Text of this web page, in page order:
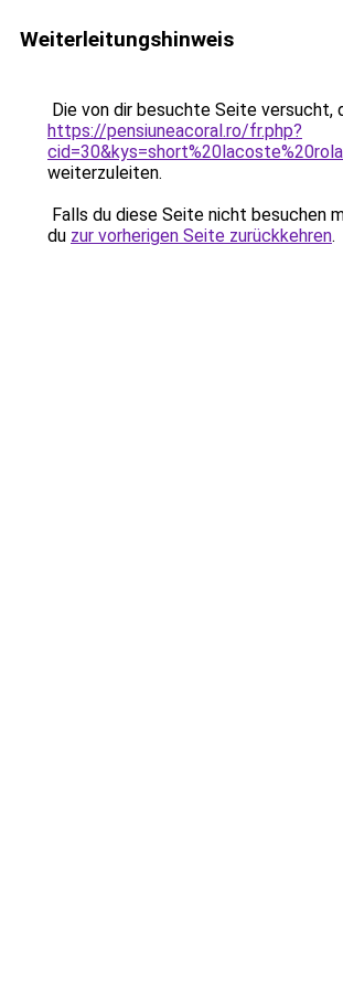
Weiterleitungshinweis
Die von dir besuchte Seite versucht,
https://pensiuneacoral.ro/fr.php?
weiterzuleiten.
Falls du diese Seite nicht besuchen
du zur vorherigen Seite zurückkehren.